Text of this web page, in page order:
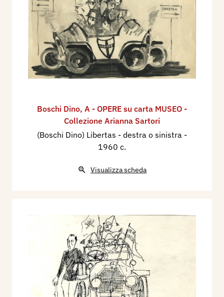
Boschi Dino, A - OPERE su carta MUSEO -
Collezione Arianna Sartori
(Boschi Dino) Libertas - destra o sinistra -
1960 c.
Visualizza scheda